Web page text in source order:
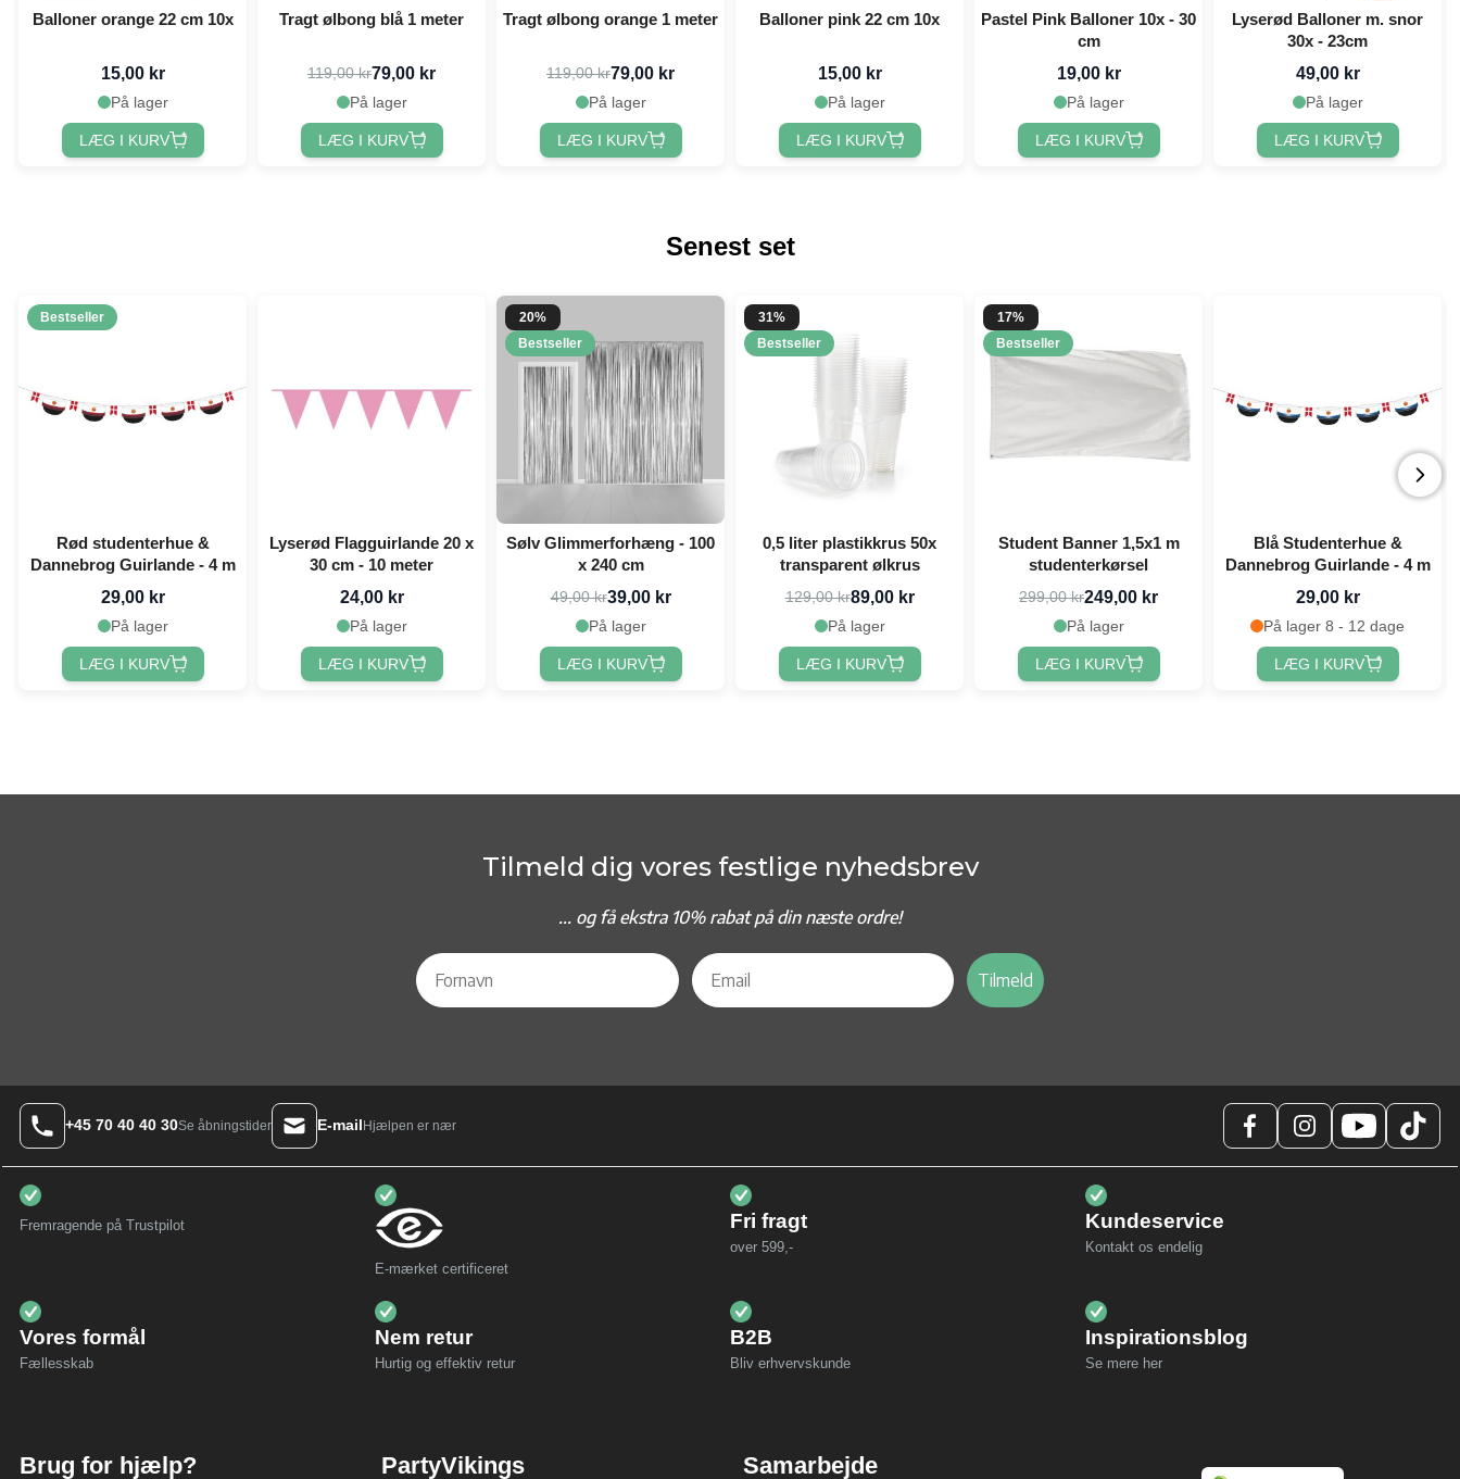
Balloner orange 22 cm 10x
15,00 kr
På lager
LÆG I KURV
Tragt ølbong blå 1 meter
119,00 kr79,00 kr
På lager
LÆG I KURV
Tragt ølbong orange 1 meter
119,00 kr79,00 kr
På lager
LÆG I KURV
Balloner pink 22 cm 10x
15,00 kr
På lager
LÆG I KURV
Pastel Pink Balloner 10x - 30
cm
19,00 kr
På lager
LÆG I KURV
Lyserød Balloner m. snor
30x - 23cm
49,00 kr
På lager
LÆG I KURV
Senest set
Bestseller
Rød studenterhue &
Dannebrog Guirlande - 4 m
29,00 kr
På lager
LÆG I KURV
Lyserød Flagguirlande 20 x
30 cm - 10 meter
24,00 kr
På lager
LÆG I KURV
20%
Bestseller
Sølv Glimmerforhæng - 100
x 240 cm
49,00 kr39,00 kr
På lager
LÆG I KURV
31%
Bestseller
0,5 liter plastikkrus 50x
transparent ølkrus
129,00 kr89,00 kr
På lager
LÆG I KURV
17%
Bestseller
Student Banner 1,5x1 m
studenterkørsel
299,00 kr249,00 kr
På lager
LÆG I KURV
Blå Studenterhue &
Dannebrog Guirlande - 4 m
29,00 kr
På lager 8 - 12 dage
LÆG I KURV
Tilmeld dig vores festlige nyhedsbrev
... og få ekstra 10% rabat på din næste ordre!
Tilmeld
+45 70 40 40 30Se åbningstider E-mailHjælpen er nær
Fremragende på Trustpilot
E-mærket certificeret
Fri fragt
over 599,-
Kundeservice
Kontakt os endelig
Vores formål
Fællesskab
Nem retur
Hurtig og effektiv retur
B2B
Bliv erhvervskunde
Inspirationsblog
Se mere her
Brug for hjælp? PartyVikings Samarbejde